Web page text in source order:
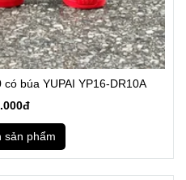
búa YUPAI YP16-DR10A
sản phẩm